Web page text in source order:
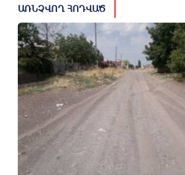
ԱՌՆՉՎՈՂ ՀՈԴՎԱԾ